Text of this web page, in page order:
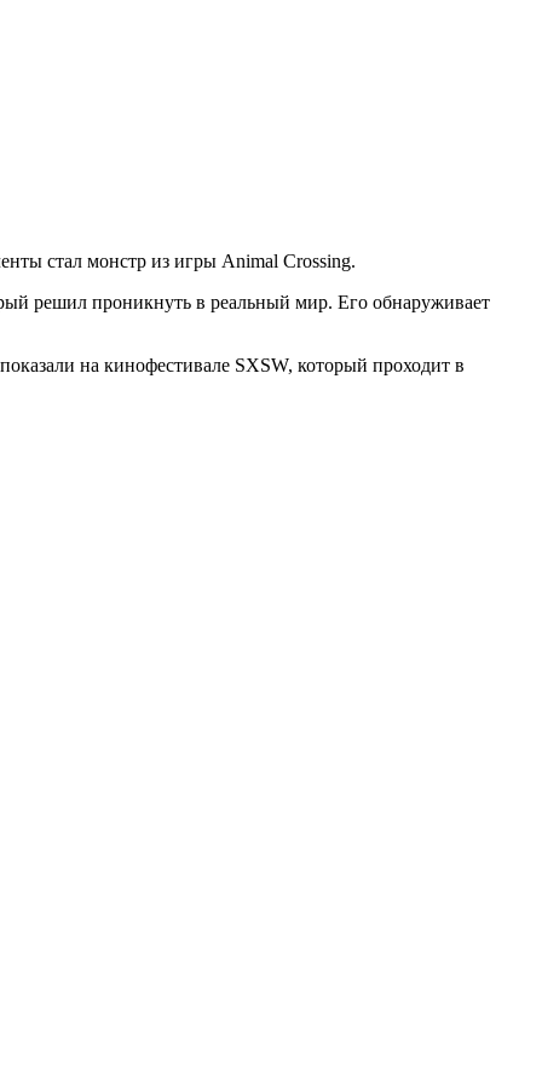
стал монстр из игры Animal Crossing.
решил проникнуть в реальный мир. Его обнаруживает
на кинофестивале SXSW, который проходит в